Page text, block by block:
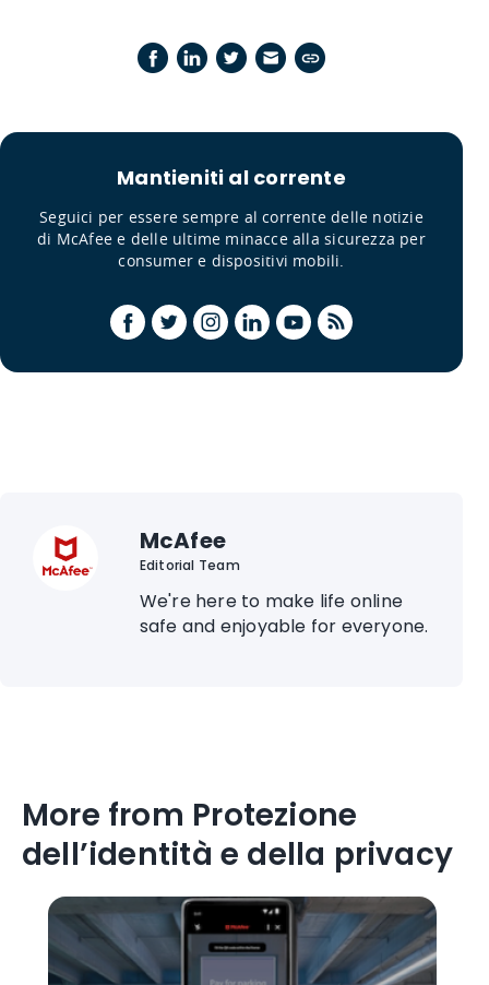
Mantieniti al corrente
Seguici per essere sempre al corrente delle notizie
di McAfee e delle ultime minacce alla sicurezza per
consumer e dispositivi mobili.
McAfee
Editorial Team
We're here to make life online
safe and enjoyable for everyone.
More from Protezione
dell’identità e della privacy